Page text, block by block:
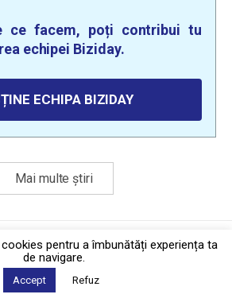
ce facem, poți contribui tu
echipei Biziday.
ECHIPA BIZIDAY
Mai multe știri
de confidențialitate·Contact
2026 © Biziday
pentru a îmbunătăți experiența ta
de navigare.
Accept Refuz